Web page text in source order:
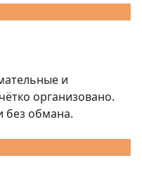
и
организовано.
без обмана.